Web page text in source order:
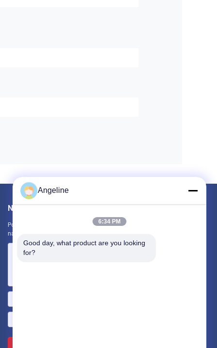
Napisz do nas
Poinformuj nas o swoich wymaganiach. Połączymy z Tobą
najlepsze produkty.
Angeline
6:34 PM
Good day, what product are you looking
for?